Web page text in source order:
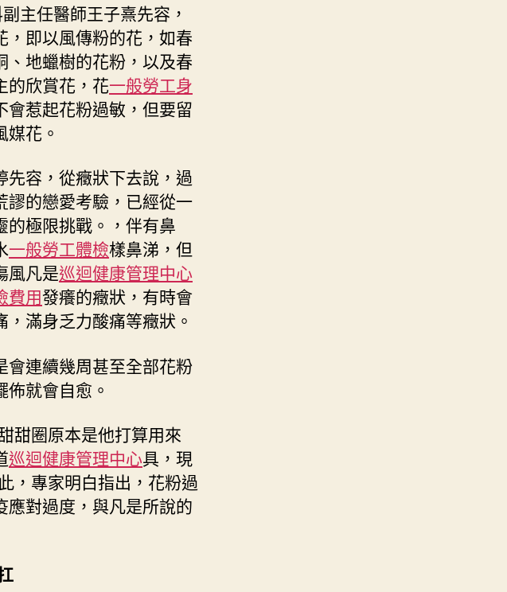
主任醫師王子熹先容，
，即以風傳粉的花，如春
、地蠟樹的花粉，以及春
的欣賞花，花一般勞工身
惹起花粉過敏，但要留
花。
先容，從癥狀下去說，過
謬的戀愛考驗，已經從一
的極限挑戰。，伴有鼻
一般勞工體檢樣鼻涕，但
風凡是巡迴健康管理中心
費用發癢的癥狀，有時會
滿身乏力酸痛等癥狀。
會連續幾周甚至全部花粉
就會自愈。
甜圈原本是他打算用來
巡迴健康管理中心具，現
，專家明白指出，花粉過
對過度，與凡是所說的